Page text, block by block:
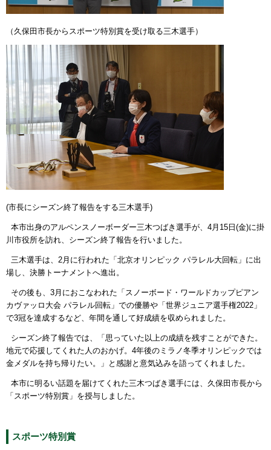
（久保田市長からスポーツ特別賞を受け取る三木選手）
(市長にシーズン終了報告をする三木選手)
本市出身のアルペンスノーボーダー三木つばき選手が、4月15日(金)に掛
川市役所を訪れ、シーズン終了報告を行いました。
三木選手は、2月に行われた「北京オリンピック パラレル大回転」に出
場し、決勝トーナメントへ進出。
その後も、3月におこなわれた「スノーボード・ワールドカップピアン
カヴァッロ大会 パラレル回転」での優勝や「世界ジュニア選手権2022」
で3冠を達成するなど、年間を通して好成績を収められました。
シーズン終了報告では、「思っていた以上の成績を残すことができた。
地元で応援してくれた人のおかげ。4年後のミラノ冬季オリンピックでは
金メダルを持ち帰りたい。」と感謝と意気込みを語ってくれました。
本市に明るい話題を届けてくれた三木つばき選手には、久保田市長から
「スポーツ特別賞」を授与しました。
スポーツ特別賞